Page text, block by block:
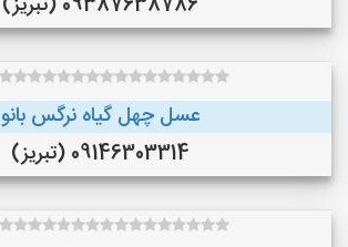
عسل چهل گیاه نرگس بانو
09146303314 (تبریز)